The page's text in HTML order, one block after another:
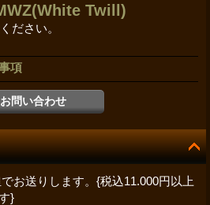
Twill)
ください。
項
お送りします。{税込11.000円以上
}